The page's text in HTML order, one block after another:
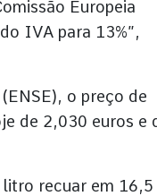
Europeia
IVA para 13%”,
o preço de
de 2,030 euros e
recuar em 16,5